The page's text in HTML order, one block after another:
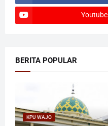
Youtube
BERITA POPULAR
KPU WAJO